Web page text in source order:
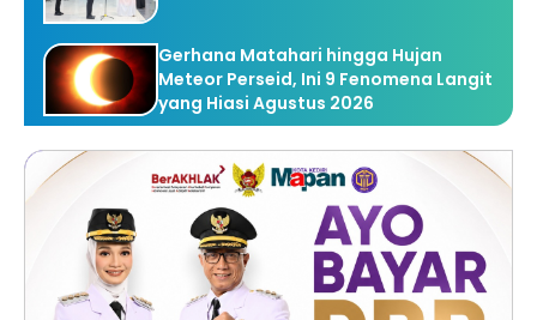
Gerhana Matahari hingga Hujan
Meteor Perseid, Ini 9 Fenomena Langit
yang Hiasi Agustus 2026